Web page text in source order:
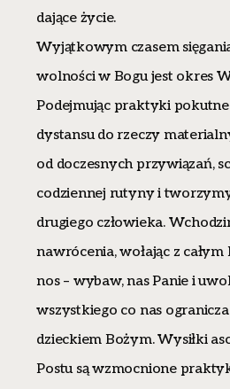
dające życie.
Wyjątkowym czasem
wolności w Bogu jest okres
Podejmując praktyki
dystansu do rzeczy
od doczesnych przywiązań,
codziennej rutyny i
drugiego człowieka.
nawrócenia, wołając z całym
nos – wybaw, nas Panie i
wszystkiego co nas
dzieckiem Bożym. Wysiłki
Postu są wzmocnione